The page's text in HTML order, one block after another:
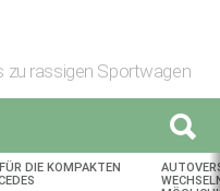
zu rassigen Sportwagen
DIE KOMPAKTEN